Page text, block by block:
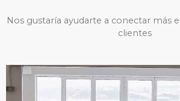
Nos gustaría ayudarte a conectar más
clientes